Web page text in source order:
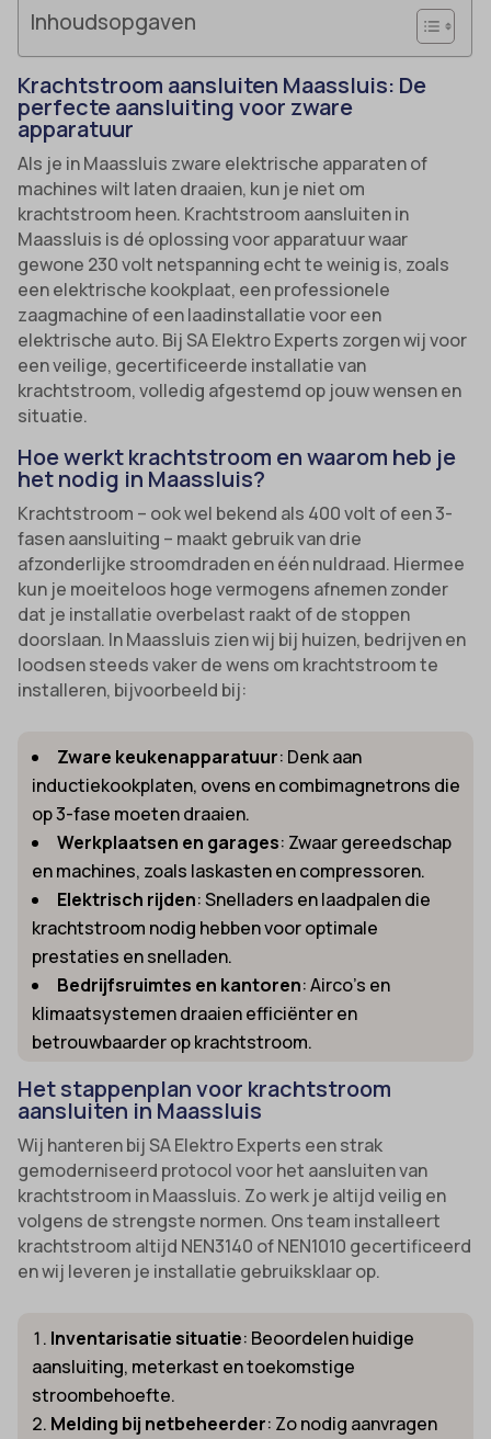
Inhoudsopgaven
Krachtstroom aansluiten Maassluis: De
perfecte aansluiting voor zware
apparatuur
Als je in Maassluis zware elektrische apparaten of
machines wilt laten draaien, kun je niet om
krachtstroom heen. Krachtstroom aansluiten in
Maassluis is dé oplossing voor apparatuur waar
gewone 230 volt netspanning echt te weinig is, zoals
een elektrische kookplaat, een professionele
zaagmachine of een laadinstallatie voor een
elektrische auto. Bij SA Elektro Experts zorgen wij voor
een veilige, gecertificeerde installatie van
krachtstroom, volledig afgestemd op jouw wensen en
situatie.
Hoe werkt krachtstroom en waarom heb je
het nodig in Maassluis?
Krachtstroom – ook wel bekend als 400 volt of een 3-
fasen aansluiting – maakt gebruik van drie
afzonderlijke stroomdraden en één nuldraad. Hiermee
kun je moeiteloos hoge vermogens afnemen zonder
dat je installatie overbelast raakt of de stoppen
doorslaan. In Maassluis zien wij bij huizen, bedrijven en
loodsen steeds vaker de wens om krachtstroom te
installeren, bijvoorbeeld bij:
Zware keukenapparatuur: Denk aan
inductiekookplaten, ovens en combimagnetrons die
op 3-fase moeten draaien.
Werkplaatsen en garages: Zwaar gereedschap
en machines, zoals laskasten en compressoren.
Elektrisch rijden: Snelladers en laadpalen die
krachtstroom nodig hebben voor optimale
prestaties en snelladen.
Bedrijfsruimtes en kantoren: Airco’s en
klimaatsystemen draaien efficiënter en
betrouwbaarder op krachtstroom.
Het stappenplan voor krachtstroom
aansluiten in Maassluis
Wij hanteren bij SA Elektro Experts een strak
gemoderniseerd protocol voor het aansluiten van
krachtstroom in Maassluis. Zo werk je altijd veilig en
volgens de strengste normen. Ons team installeert
krachtstroom altijd NEN3140 of NEN1010 gecertificeerd
en wij leveren je installatie gebruiksklaar op.
Inventarisatie situatie: Beoordelen huidige
aansluiting, meterkast en toekomstige
stroombehoefte.
Melding bij netbeheerder: Zo nodig aanvragen